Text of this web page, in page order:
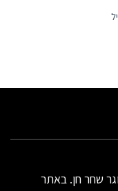
שחר חן. באתר